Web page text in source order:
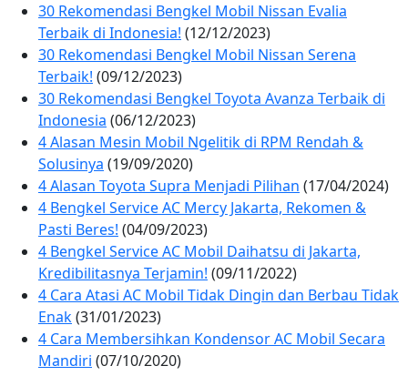
30 Rekomendasi Bengkel Mobil Nissan Evalia
Terbaik di Indonesia! (12/12/2023)
30 Rekomendasi Bengkel Mobil Nissan Serena
Terbaik! (09/12/2023)
30 Rekomendasi Bengkel Toyota Avanza Terbaik di
Indonesia (06/12/2023)
4 Alasan Mesin Mobil Ngelitik di RPM Rendah &
Solusinya (19/09/2020)
4 Alasan Toyota Supra Menjadi Pilihan (17/04/2024)
4 Bengkel Service AC Mercy Jakarta, Rekomen &
Pasti Beres! (04/09/2023)
4 Bengkel Service AC Mobil Daihatsu di Jakarta,
Kredibilitasnya Terjamin! (09/11/2022)
4 Cara Atasi AC Mobil Tidak Dingin dan Berbau Tidak
Enak(31/01/2023)
4 Cara Membersihkan Kondensor AC Mobil Secara
Mandiri (07/10/2020)